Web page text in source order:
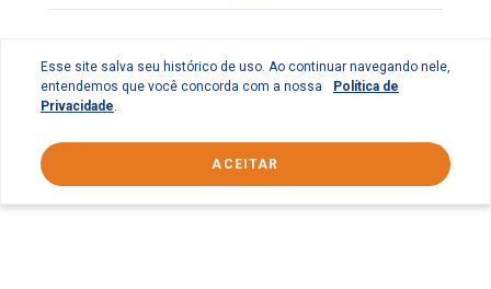
Esse site salva seu histórico de uso. Ao continuar navegando nele,
entendemos que você concorda com a nossa
Política de
Privacidade.
ACEITAR